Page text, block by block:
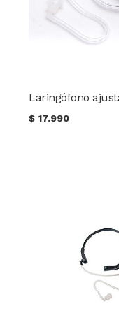
$17.990